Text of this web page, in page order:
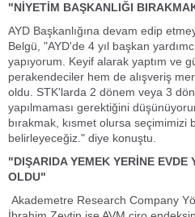
"NİYETİM BAŞKANLIĞI
AYD Başkanlığına devam edip
Belgü, "AYD'de 4 yıl başkan
yapıyorum. Keyif alarak yaptım ve
perakendeciler hem de alışveriş
oldu. STK'larda 2 dönem veya 3
yapılmaması gerektiğini
bırakmak, kısmet olursa seçimimizi
belirleyeceğiz." diye konuştu.
"DIŞARIDA YEMEK YERİNE EVDE
OLDU"
Akademetre Research Company